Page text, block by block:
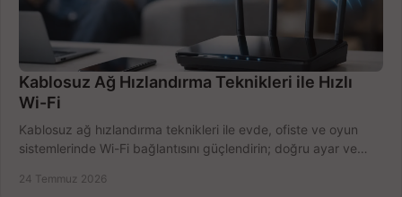
Kablosuz Ağ Hızlandırma Teknikleri ile Hızlı
Wi-Fi
Kablosuz ağ hızlandırma teknikleri ile evde, ofiste ve oyun
sistemlerinde Wi-Fi bağlantısını güçlendirin; doğru ayar ve
24 Temmuz 2026